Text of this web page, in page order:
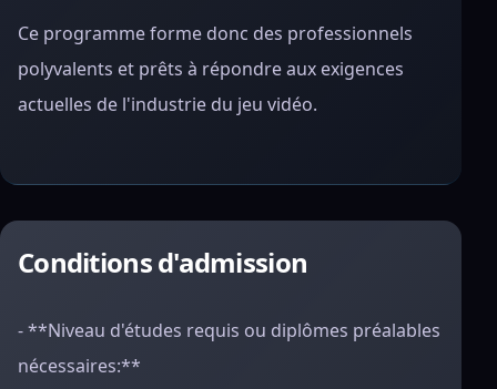
Ce programme forme donc des professionnels
polyvalents et prêts à répondre aux exigences
actuelles de l'industrie du jeu vidéo.
Conditions d'admission
- **Niveau d'études requis ou diplômes préalables
nécessaires:**